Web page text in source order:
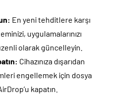
En yeni tehditlere karşı
uygulamalarınızı
olarak güncelleyin.
Cihazınıza dışarıdan
engellemek için dosya
kapatın.